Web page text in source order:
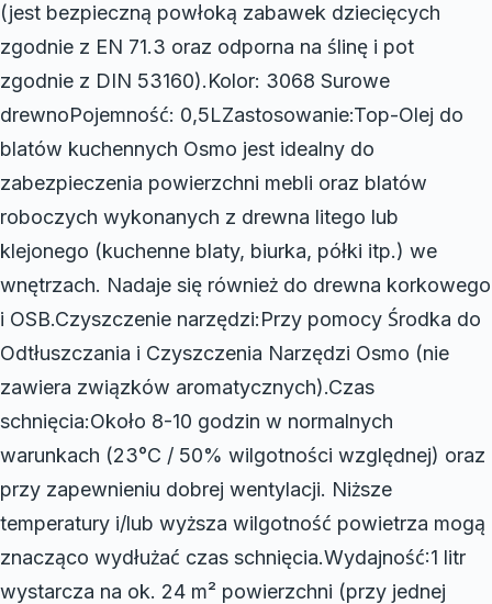
(jest bezpieczną powłoką zabawek dziecięcych
zgodnie z EN 71.3 oraz odporna na ślinę i pot
zgodnie z DIN 53160).Kolor: 3068 Surowe
drewnoPojemność: 0,5LZastosowanie:Top-Olej do
blatów kuchennych Osmo jest idealny do
zabezpieczenia powierzchni mebli oraz blatów
roboczych wykonanych z drewna litego lub
klejonego (kuchenne blaty, biurka, półki itp.) we
wnętrzach. Nadaje się również do drewna korkowego
i OSB.Czyszczenie narzędzi:Przy pomocy Środka do
Odtłuszczania i Czyszczenia Narzędzi Osmo (nie
zawiera związków aromatycznych).Czas
schnięcia:Około 8-10 godzin w normalnych
warunkach (23°C / 50% wilgotności względnej) oraz
przy zapewnieniu dobrej wentylacji. Niższe
temperatury i/lub wyższa wilgotność powietrza mogą
znacząco wydłużać czas schnięcia.Wydajność:1 litr
wystarcza na ok. 24 m² powierzchni (przy jednej